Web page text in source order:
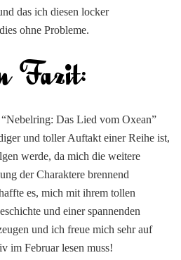
das ich diesen locker
ohne Probleme.
Das Lied vom Oxean”
und toller Auftakt einer Reihe ist,
werde, da mich die weitere
der Charaktere brennend
es, mich mit ihrem tollen
und einer spannenden
und ich freue mich sehr auf
im Februar lesen muss!